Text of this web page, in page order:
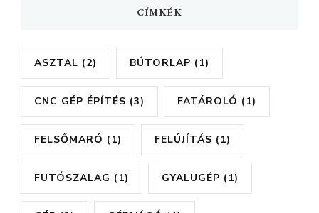
CÍMKÉK
ASZTAL (2) BÚTORLAP (1)
CNC GÉP ÉPÍTÉS (3) FATÁROLÓ (1)
FELSŐMARÓ (1) FELÚJÍTÁS (1)
FUTÓSZALAG (1) GYALUGÉP (1)